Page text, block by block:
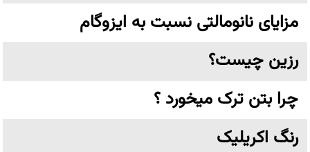
مزایای نانومالتی نسبت به ایزوگام
رزین چیست؟
چرا بتن ترک میخورد ؟
رنگ اکریلیک